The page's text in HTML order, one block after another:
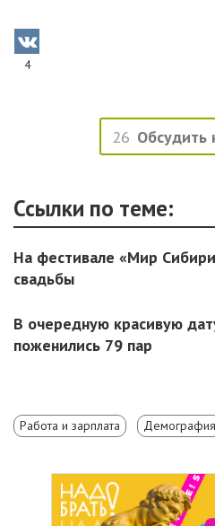
4
26 Обсудить
Ссылки по теме:
На фестивале «Мир
свадьбы
В очередную красивую
поженились 79 пар
Работа и зарплата Демография